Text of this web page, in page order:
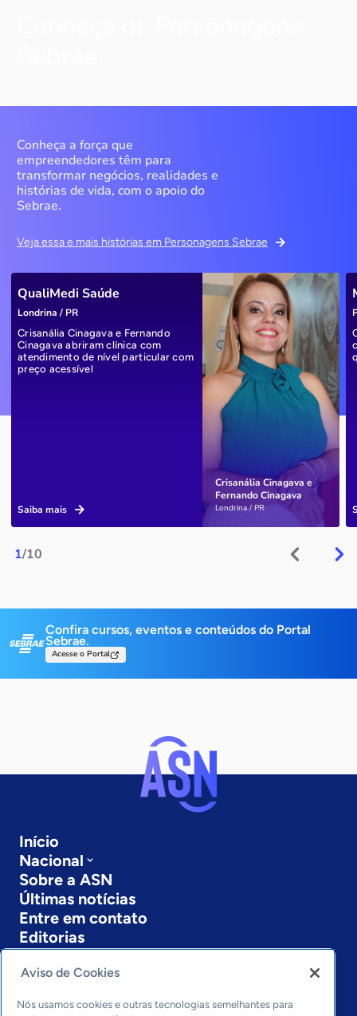
Conheça a força que
empreendedores têm para
transformar negócios, realidades e
histórias de vida, com o apoio do
Sebrae.
Veja essa e mais histórias em Personagens Sebrae
1/10
Crisanália Cinagava e
Fernando Cinagava
Londrina / PR
QualiMedi Saúde
Londrina / PR
Crisanália Cinagava e Fernando
Cinagava abriram clínica com
atendimento de nível particular com
preço acessível
Saiba mais
Confira cursos, eventos e conteúdos do Portal
Sebrae.
Acesse o Portal
Início
Nacional
Sobre a ASN
Últimas notícias
Entre em contato
Editorias
Economia & Política
Cultura empreendedora
Aviso de Cookies
Nós usamos cookies e outras tecnologias semelhantes para